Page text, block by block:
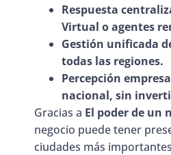
Respuesta
Virtual o agentes
Gestión unificada
todas las regiones.
Percepción
nacional, sin
Gracias a El poder de un
negocio puede tener
ciudades más